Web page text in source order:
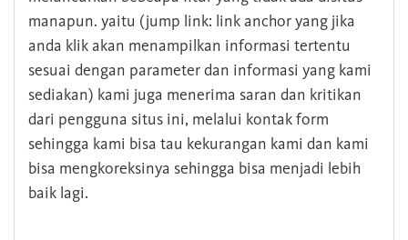
manapun. yaitu (jump link: link anchor yang jika
anda klik akan menampilkan informasi tertentu
sesuai dengan parameter dan informasi yang kami
sediakan) kami juga menerima saran dan kritikan
dari pengguna situs ini, melalui kontak form
sehingga kami bisa tau kekurangan kami dan kami
bisa mengkoreksinya sehingga bisa menjadi lebih
baik lagi.